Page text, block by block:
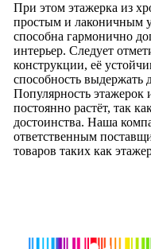
При этом этажерка из
простым и лаконичным
способна гармонично
интерьер. Следует
конструкции, её
способность выдержать
Популярность этажерок
постоянно растёт, так
достоинства. Наша
ответственным
товаров таких как